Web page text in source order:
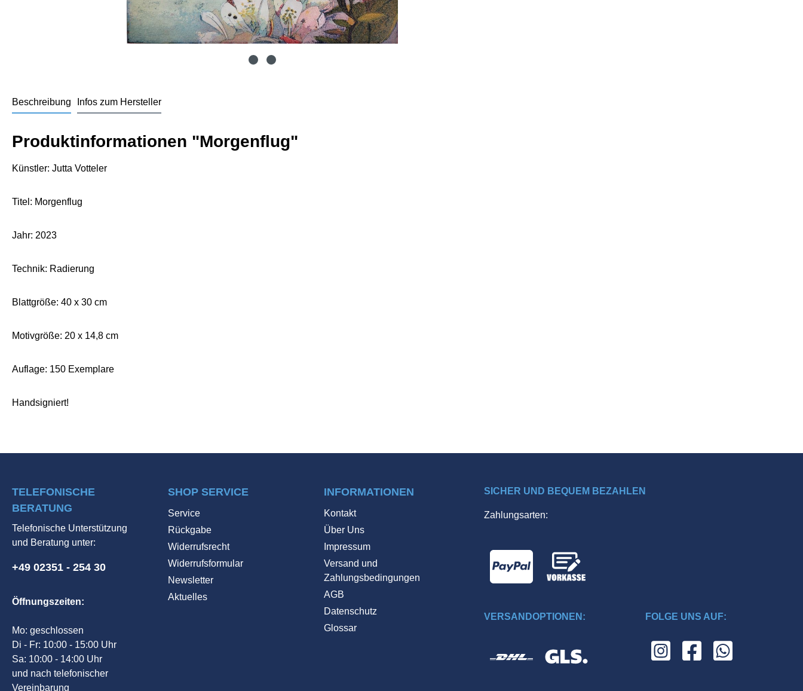
Beschreibung Infos zum Hersteller
Produktinformationen "Morgenflug"
Künstler: Jutta Votteler
Titel: Morgenflug
Jahr: 2023
Technik: Radierung
Blattgröße: 40 x 30 cm
Motivgröße: 20 x 14,8 cm
Auflage: 150 Exemplare
Handsigniert!
TELEFONISCHE
BERATUNG
Telefonische Unterstützung
und Beratung unter:
+49 02351 - 254 30
Öffnungszeiten:
Mo: geschlossen
Di - Fr: 10:00 - 15:00 Uhr
Sa: 10:00 - 14:00 Uhr
und nach telefonischer
Vereinbarung
SHOP SERVICE
Service
Rückgabe
Widerrufsrecht
Widerrufsformular
Newsletter
Aktuelles
INFORMATIONEN
Kontakt
Über Uns
Impressum
Versand und
Zahlungsbedingungen
AGB
Datenschutz
Glossar
SICHER UND BEQUEM BEZAHLEN
Zahlungsarten:
VERSANDOPTIONEN: FOLGE UNS AUF: